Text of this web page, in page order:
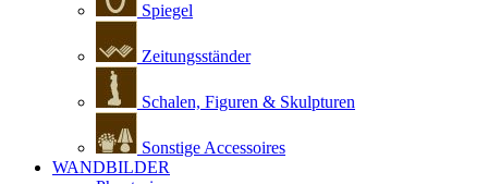
Spiegel
Zeitungsständer
Schalen, Figuren & Skulpturen
Sonstige Accessoires
WANDBILDER